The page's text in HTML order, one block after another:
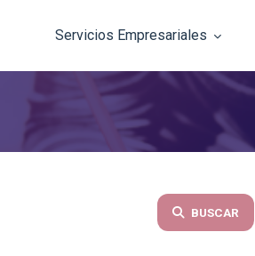
Pasar al contenido principal
Servicios Empresariales
BUSCAR